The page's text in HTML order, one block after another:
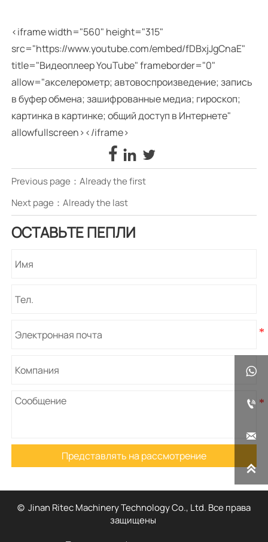
<iframe width="560" height="315"
src="https://www.youtube.com/embed/fDBxjJgCnaE"
title="Видеоплеер YouTube" frameborder="0"
allow="акселерометр; автовоспроизведение; запись
в буфер обмена; зашифрованные медиа; гироскоп;
картинка в картинке; общий доступ в Интернете"
allowfullscreen></iframe>
  
Previous page：Already the first
Next page：Already the last
ОСТАВЬТЕ ПЕПЛИ
Представлять на рассмотрение
© Jinan Ritec Machinery Technology Co., Ltd. Все права
защищены



